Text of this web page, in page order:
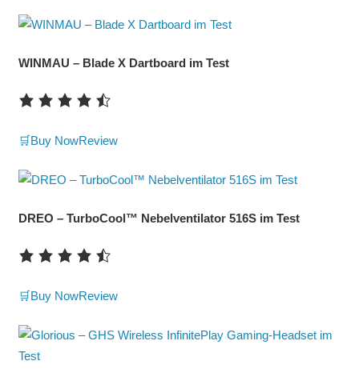
WINMAU – Blade X Dartboard im Test
🛒Buy NowReview
DREO – TurboCool™ Nebelventilator 516S im Test
🛒Buy NowReview